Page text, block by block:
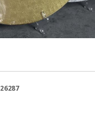
26287